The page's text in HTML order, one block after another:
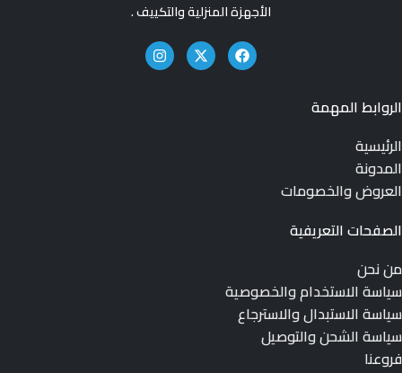
الأجهزة المنزلية والتكييف .
الروابط المهمة
الرئيسية
المدونة
العروض والخصومات
الصفحات التعريفية
من نحن
سياسة الاستخدام والخصوصية
سياسة الاستبدال والاسترجاع
سياسة الشحن والتوصيل
فروعنا